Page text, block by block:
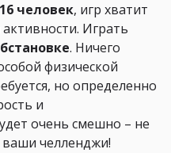
человек, игр хватит
активности. Играть
. Ничего
физической
но определенно
и
очень смешно – не
ваши челленджи!